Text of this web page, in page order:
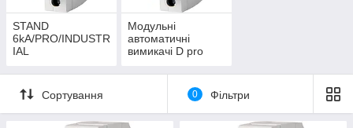
STAND
6kA/PRO/INDUSTR
IAL
Модульні
автоматичні
вимикачі D pro
Сортування 0 Фільтри